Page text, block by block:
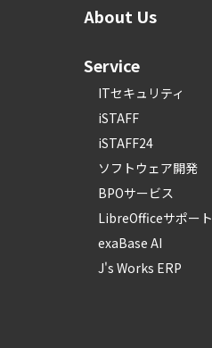
About Us
Service
ITセキュリティ
iSTAFF
iSTAFF24
ソフトウェア開発
BPOサービス
LibreOfficeサポート
exaBase AI
J's Works ERP